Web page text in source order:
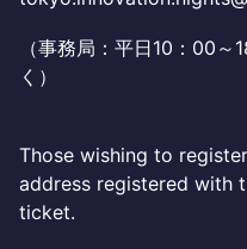
（事務局：平日10：00
く）
Those wishing to
address registered with
ticket.